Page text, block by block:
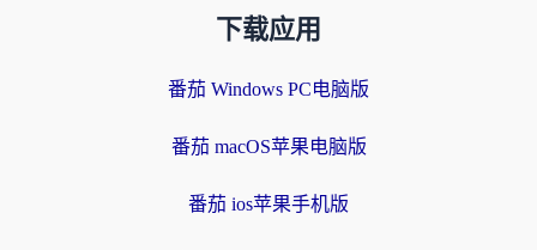
下载应用
番茄 Windows PC电脑版
番茄 macOS苹果电脑版
番茄 ios苹果手机版